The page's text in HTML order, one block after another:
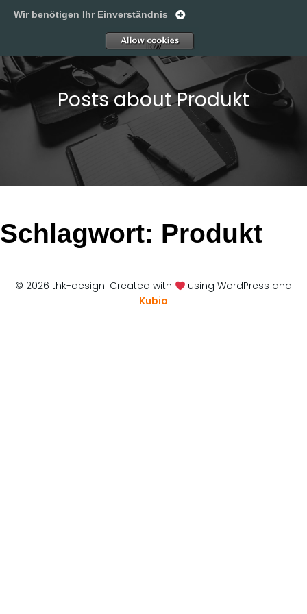
thk-design
Posts about Produkt
Schlagwort: Produkt
© 2026 thk-design. Created with
using WordPress and
Kubio
Wir benötigen Ihr Einverständnis
llow